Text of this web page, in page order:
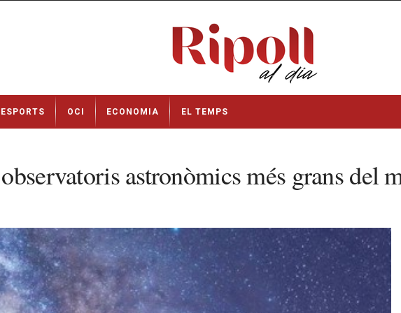
ESPORTS OCI ECONOMIA EL TEMPS
astronòmics més grans del